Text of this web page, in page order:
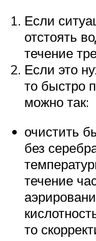
Если
отстоять
течение
Если это
то быстро
можно так:
очистить
без
течение
то